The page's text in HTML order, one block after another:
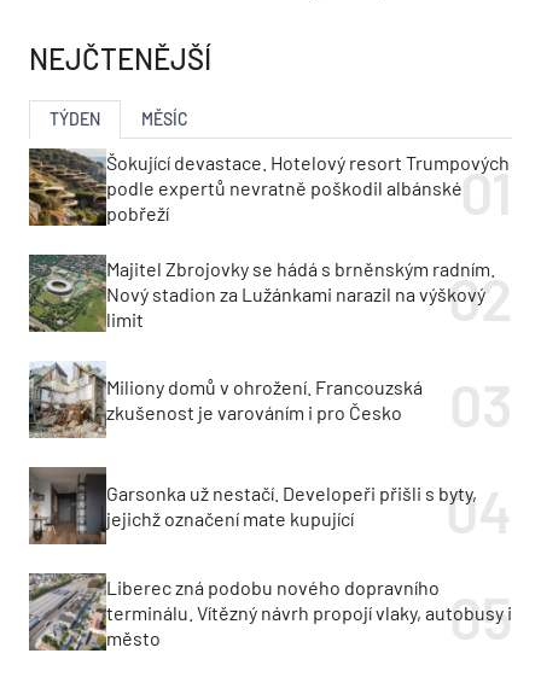
NEJČTENĚJŠÍ
TÝDEN MĚSÍC
Šokující devastace. Hotelový resort Trumpových
podle expertů nevratně poškodil albánské
pobřeží
Majitel Zbrojovky se hádá s brněnským radním.
Nový stadion za Lužánkami narazil na výškový
limit
Miliony domů v ohrožení. Francouzská
zkušenost je varováním i pro Česko
Garsonka už nestačí. Developeři přišli s byty,
jejichž označení mate kupující
Liberec zná podobu nového dopravního
terminálu. Vítězný návrh propojí vlaky, autobusy i
město